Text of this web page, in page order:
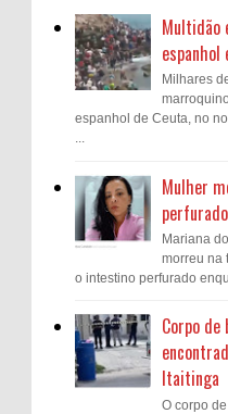
Multidão
espanhol
Milhares
espanhol de Ceuta, no
...
Mulher
Mariana
morreu na
o intestino perfurado
Corpo
Itaitinga
O corpo